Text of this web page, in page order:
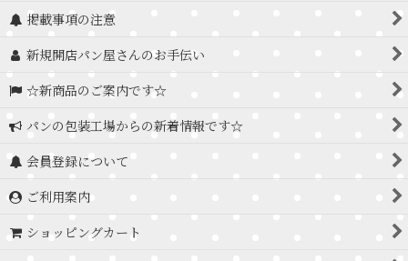
掲載事項の注意
新規開店パン屋さんのお手伝い
☆新商品のご案内です☆
パンの包装工場からの新着情報です☆
会員登録について
ご利用案内
ショッピングカート